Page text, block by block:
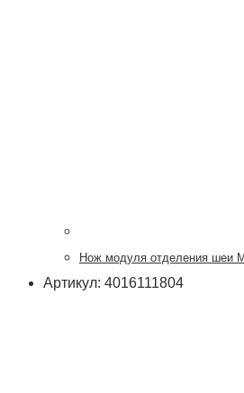
Нож модуля отделения шеи
Артикул: 4016111804